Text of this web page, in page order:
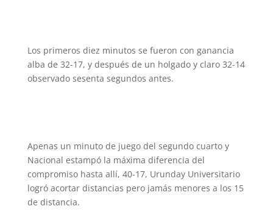
Los primeros diez minutos se fueron con ganancia
alba de 32-17, y después de un holgado y claro 32-14
observado sesenta segundos antes.
Apenas un minuto de juego del segundo cuarto y
Nacional estampó la máxima diferencia del
compromiso hasta allí, 40-17, Urunday Universitario
logró acortar distancias pero jamás menores a los 15
de distancia.